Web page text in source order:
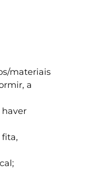
materiais
a